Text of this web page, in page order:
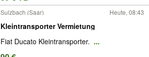
Sulzbach (Saar) Heute, 08:43
Kleintransporter Vermietung
Fiat Ducato Kleintransporter. ...